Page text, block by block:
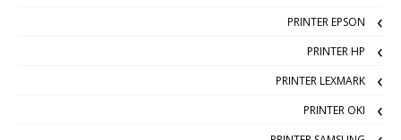
PRINTER EPSON
PRINTER HP
PRINTER LEXMARK
PRINTER OKI